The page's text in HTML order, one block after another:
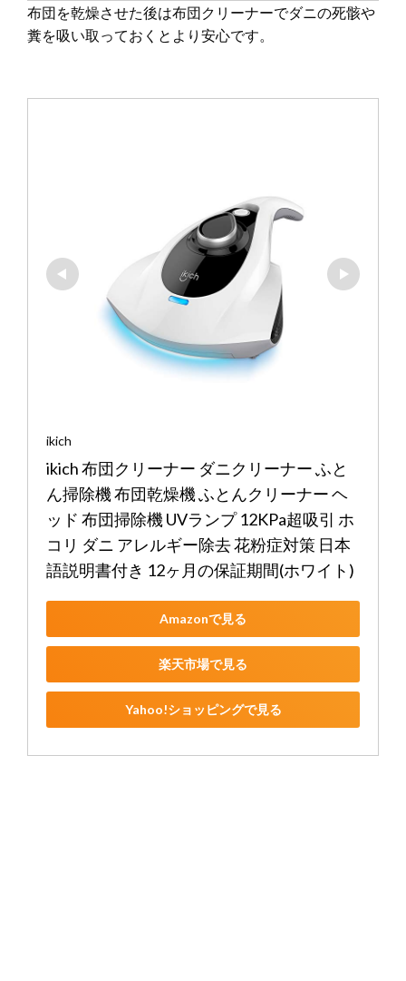
布団を乾燥させた後は布団クリーナーでダニの死骸や
糞を吸い取っておくとより安心です。
ikich
ikich 布団クリーナー ダニクリーナー ふと
ん掃除機 布団乾燥機 ふとんクリーナー ヘ
ッド 布団掃除機 UVランプ 12KPa超吸引 ホ
コリ ダニ アレルギー除去 花粉症対策 日本
語説明書付き 12ヶ月の保証期間(ホワイト)
Amazonで見る
楽天市場で見る
Yahoo!ショッピングで見る